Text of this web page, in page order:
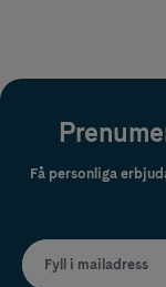
Få personliga
Fyll i mailadress